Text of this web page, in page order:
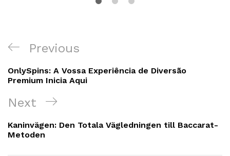
Post
navigation
Previous
Post
Previous
OnlySpins: A Vossa Experiência de Diversão
Premium Inicia Aqui
Next
Post
Next
Kaninvägen: Den Totala Vägledningen till Baccarat-
Metoden